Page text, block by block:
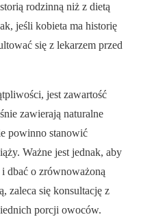
rodzinną niż z dietą
jeśli kobieta ma historię
się z lekarzem przed
jest zawartość
zawierają naturalne
powinno stanowić
Ważne jest jednak, aby
dbać o zrównoważoną
zaleca się konsultację z
porcji owoców.